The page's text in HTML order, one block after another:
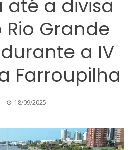
até a divisa
Grande
a IV
Farroupilha
18/09/2025